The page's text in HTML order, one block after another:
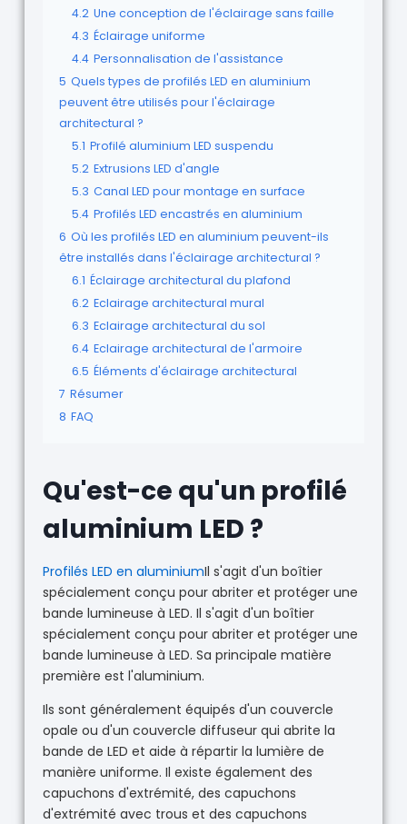
4.2 Une conception de l'éclairage sans faille
4.3 Éclairage uniforme
4.4 Personnalisation de l'assistance
5 Quels types de profilés LED en aluminium
peuvent être utilisés pour l'éclairage
architectural ?
5.1 Profilé aluminium LED suspendu
5.2 Extrusions LED d'angle
5.3 Canal LED pour montage en surface
5.4 Profilés LED encastrés en aluminium
6 Où les profilés LED en aluminium peuvent-ils
être installés dans l'éclairage architectural ?
6.1 Éclairage architectural du plafond
6.2 Eclairage architectural mural
6.3 Eclairage architectural du sol
6.4 Eclairage architectural de l'armoire
6.5 Éléments d'éclairage architectural
7 Résumer
8 FAQ
Qu'est-ce qu'un profilé
aluminium LED ?
Profilés LED en aluminiumIl s'agit d'un boîtier
spécialement conçu pour abriter et protéger une
bande lumineuse à LED. Il s'agit d'un boîtier
spécialement conçu pour abriter et protéger une
bande lumineuse à LED. Sa principale matière
première est l'aluminium.
Ils sont généralement équipés d'un couvercle
opale ou d'un couvercle diffuseur qui abrite la
bande de LED et aide à répartir la lumière de
manière uniforme. Il existe également des
capuchons d'extrémité, des capuchons
d'extrémité avec trous et des capuchons